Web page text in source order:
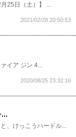
25日（土）】 ...
2021/02/28 20:50:53
イア ジン 4...
2020/08/25 23:32:16
、けっこうハードル...